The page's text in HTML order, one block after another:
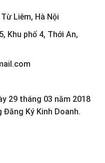
Liêm, Hà Nội
Khu phố 4, Thới An,
29 tháng 03 năm 2018
Đăng Ký Kinh Doanh.